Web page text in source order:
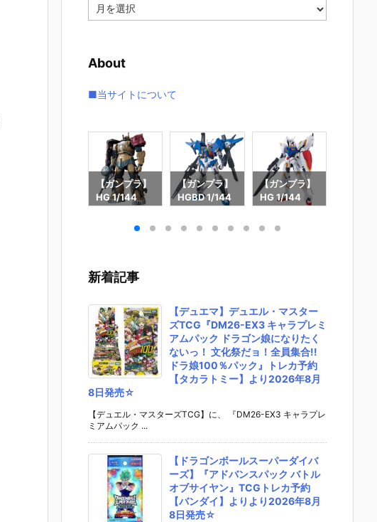
ー
ブ
About
■当サイトについて
【ガンプラ】
HG 1/144
ソラリ機（復
讐のレクイエ
予約【バンダ
イ】2026年7
月30日再販予
定♪
【ガンプラ】
HGBD 1/144
ブルオースカ
26年7月30日
再販予定♪
【ガンプラ】
HG 1/144
ギルス』機動
再販予定♪
新着記事
【デュエマ】デュエル・マスター
ズTCG『DM26-EX3 キャラプレミ
アムパック ドラゴン娘になりたく
ないっ！ 文化祭だョ！全員集合!!
ドラ娘100％パック』トレカ予約
【タカラトミー】より2026年8月
8日発売☆
【デュエル・マスターズTCG】に、 『DM26-EX3 キャラプレ
ミアムパック ...
【ドラゴンボールスーパーダイバ
ーズ】『アドバンスパック バトル
オブサイヤン』TCGトレカ予約
【バンダイ】よりより2026年8月
8日発売☆